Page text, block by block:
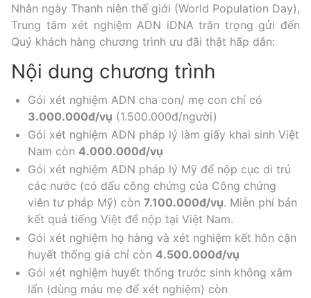
Nhân ngày Thanh niên thế giới (World Population Day),
Trung tâm xét nghiệm ADN iDNA trân trọng gửi đến
Quý khách hàng chương trình ưu đãi thật hấp dẫn:
Nội dung chương trình
Gói xét nghiệm ADN cha con/ mẹ con chỉ có
3.000.000đ/vụ (1.500.000đ/người)
Gói xét nghiệm ADN pháp lý làm giấy khai sinh Việt
Nam còn 4.000.000đ/vụ
Gói xét nghiệm ADN pháp lý Mỹ để nộp cục di trú
các nước (có dấu công chứng của Công chứng
viên tư pháp Mỹ) còn 7.100.000đ/vụ. Miễn phí bản
kết quả tiếng Việt để nộp tại Việt Nam.
Gói xét nghiệm họ hàng và xét nghiệm kết hôn cận
huyết thống giá chỉ còn 4.500.000đ/vụ
Gói xét nghiệm huyết thống trước sinh không xâm
lấn (dùng máu mẹ để xét nghiệm) còn